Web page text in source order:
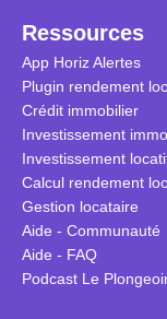
Ressources
App Horiz Alertes
Plugin rendement
Crédit immobilier
Investissement
Investissement
Calcul rendement
Gestion locataire
Aide - Communauté
Aide - FAQ
Podcast Le